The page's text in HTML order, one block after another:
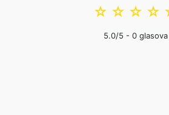
☆
☆
☆
☆
5.0/5 - 0 glasova